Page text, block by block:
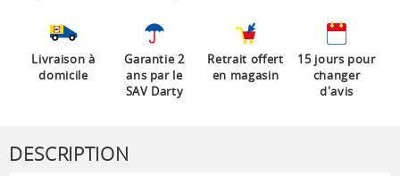
Livraison à
domicile
Garantie 2
ans par le
SAV Darty
Retrait offert
en magasin
15 jours pour
changer
d'avis
DESCRIPTION